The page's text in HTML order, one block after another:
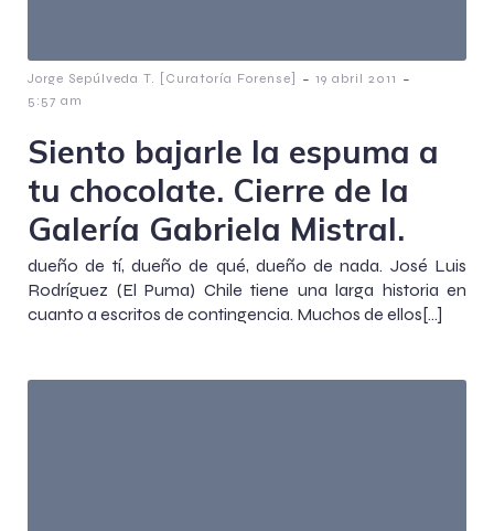
Jorge Sepúlveda T. [Curatoría Forense] - 19 abril 2011 -
5:57 am
Siento bajarle la espuma a
tu chocolate. Cierre de la
Galería Gabriela Mistral.
dueño de tí, dueño de qué, dueño de nada. José Luis
Rodríguez (El Puma) Chile tiene una larga historia en
cuanto a escritos de contingencia. Muchos de ellos[…]